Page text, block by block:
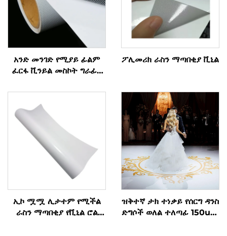
አንድ መንገድ የሚያይ ፊልም
ፈርፋ ቪንይል መስኮት ግራፊክ
ፖሊመሪክ ራስን ማጣበቂያ ቪኒል
ኢኮ ሟሟ ሊታተም የሚችል
ራስን ማጣበቂያ የቪኒል ሮል
ዝቅተኛ ታክ ተነቃይ የሰርግ ዳንስ
ድግሶች ወለል ተለጣፊ 150um